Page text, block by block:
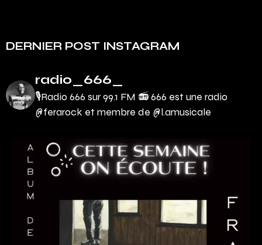
DERNIER POST INSTAGRAM
radio_666_
🎙Radio 666 sur 99.1 FM 📻666 est une radio
@ferarock et membre de @l.amusicale